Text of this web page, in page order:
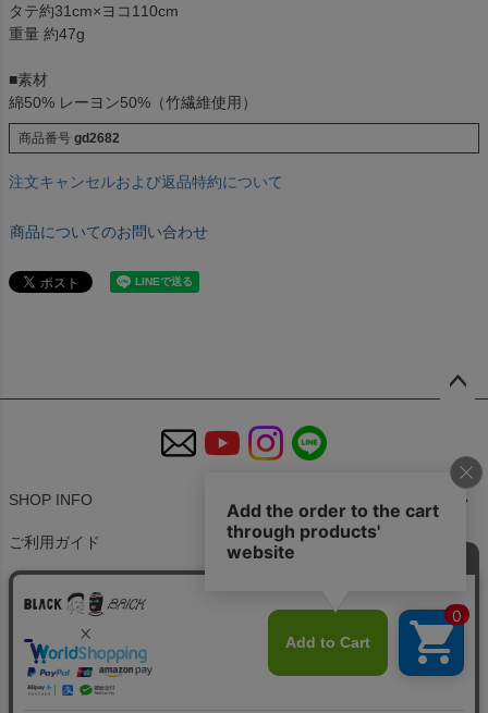
タテ約31cm×ヨコ110cm
重量 約47g
■素材
綿50% レーヨン50%（竹繊維使用）
商品番号 gd2682
注文キャンセルおよび返品特約について
商品についてのお問い合わせ
ップ
へ
SHOP INFO
ご利用ガイド
特定商取引法に基づく表示
個人情報の取扱
お問い合わせ